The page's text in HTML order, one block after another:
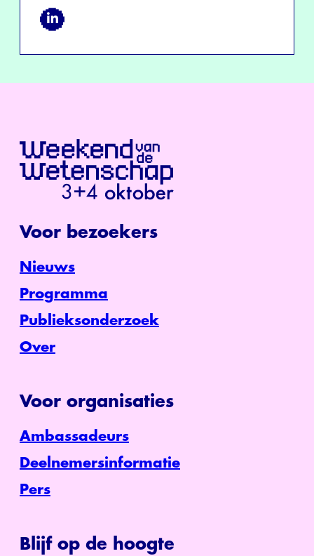
Voor bezoekers
Nieuws
Programma
Publieksonderzoek
Over
Voor organisaties
Ambassadeurs
Deelnemersinformatie
Pers
Blijf op de hoogte